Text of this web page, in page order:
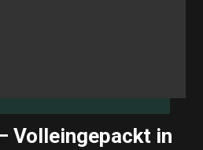
Volleingepackt in